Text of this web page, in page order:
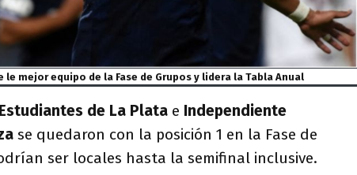
mejor equipo de la Fase de Grupos y lidera la Tabla Anual
Estudiantes de La Plata e Independiente
se quedaron con la posición 1 en la Fase de
ser locales hasta la semifinal inclusive.